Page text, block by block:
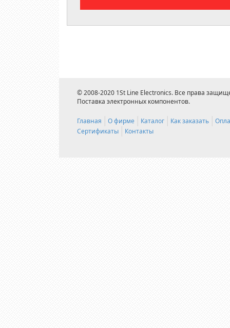
© 2008-2020 1St Line Electronics. Все права
Поставка электронных компонентов.
Главная О фирме Каталог Как заказать
Сертификаты
Контакты